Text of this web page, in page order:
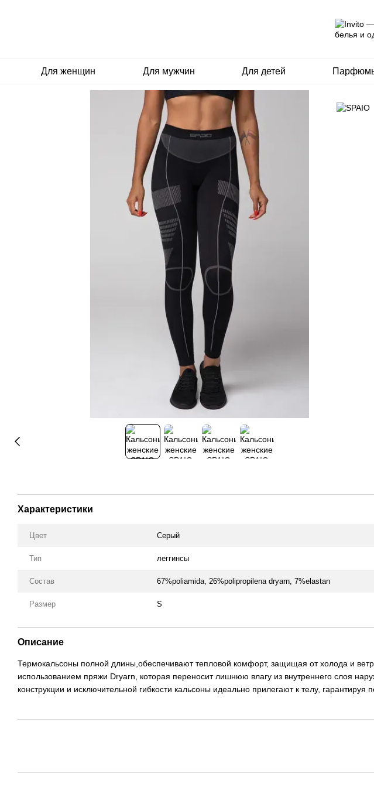
Для женщин Для мужчин Для детей
Характеристики
Цвет Серый
Тип леггинсы
Состав 67%poliamida, 26%polipropilena dryarn, 7%elastan
Размер S
Описание
Термокальсоны полной длины,обеспечивают тепловой комфорт, защищая от холода и
использованием пряжи Dryarn, которая переносит лишнюю влагу из внутреннего слоя
конструкции и исключительной гибкости кальсоны идеально прилегают к телу, гарантируя